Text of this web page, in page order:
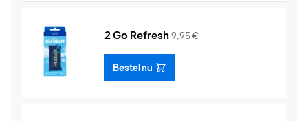
2 Go Refresh9,95€
Bestel nu